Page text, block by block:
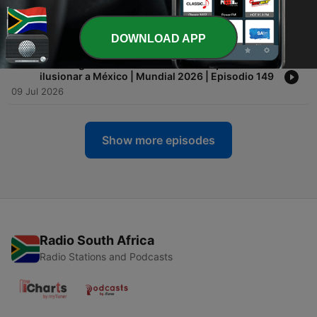
165 - Mundial 2026: Balance para México y qué pasó
en la política estas semanas | Episodio 150
16 Jul 2026
164 - Javier Aguirre: la historia del Vasco que volvió a
ilusionar a México | Mundial 2026 | Episodio 149
09 Jul 2026
Show more episodes
Radio South Africa
Radio Stations and Podcasts
DOWNLOAD APP